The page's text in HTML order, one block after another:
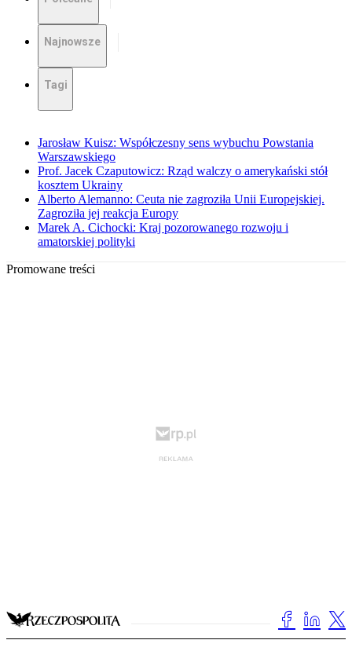
Najnowsze
Tagi
Jarosław Kuisz: Współczesny sens wybuchu Powstania
Warszawskiego
Prof. Jacek Czaputowicz: Rząd walczy o amerykański stół
kosztem Ukrainy
Alberto Alemanno: Ceuta nie zagroziła Unii Europejskiej.
Zagroziła jej reakcja Europy
Marek A. Cichocki: Kraj pozorowanego rozwoju i
amatorskiej polityki
Promowane treści